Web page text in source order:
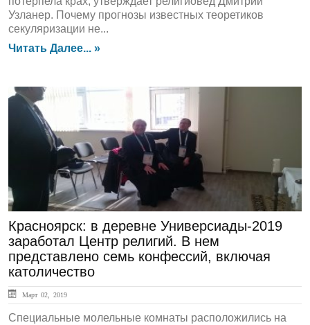
Узланер. Почему прогнозы известных теоретиков
секуляризации не...
Читать Далее... »
ЛЕНТА НОВОСТЕЙ
Красноярск: в деревне Универсиады-2019
заработал Центр религий. В нем
представлено семь конфессий, включая
католичество
Март 02, 2019
Специальные молельные комнаты расположились на